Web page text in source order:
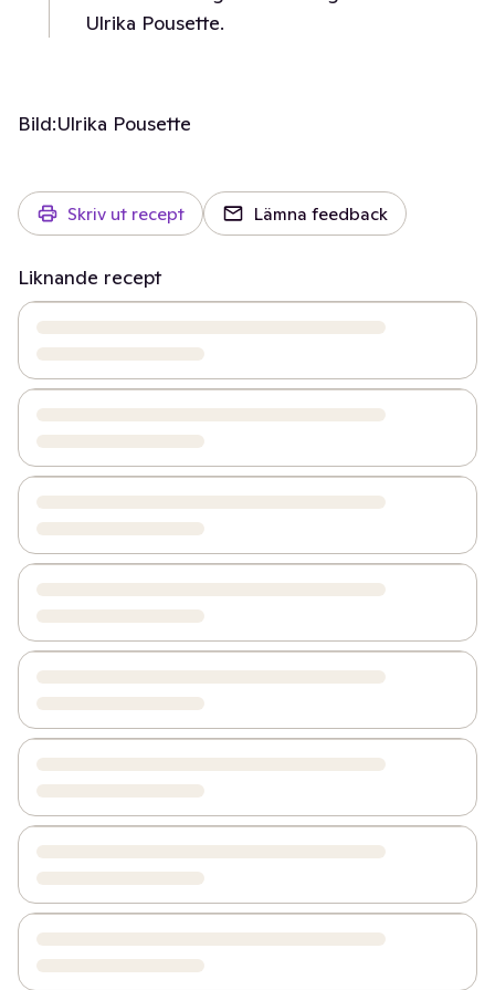
Ulrika Pousette.
Bild:Ulrika Pousette
Skriv ut recept Lämna feedback
Liknande recept